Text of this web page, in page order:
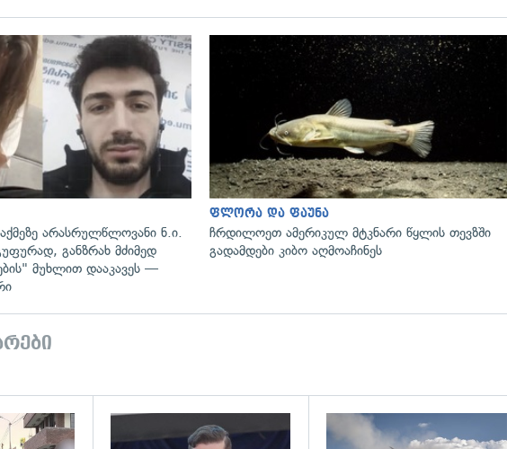
არასრულწლოვანი ნ.ი.
განზრახ მძიმედ
მუხლით დააკავეს —
ფლორა და ფაუნა
ჩრდილოეთ ამერიკულ მტკნარი წყლის თევზში
გადამდები კიბო აღმოაჩინეს
გადახედვა